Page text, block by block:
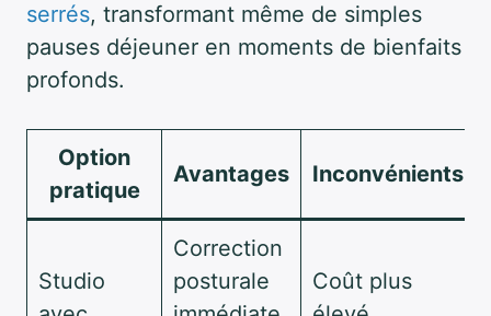
serrés, transformant même de simples
pauses déjeuner en moments de bienfaits
profonds.
Option
pratique
Avantages Inconvénients
Studio
Correction
posturale
Coût plus